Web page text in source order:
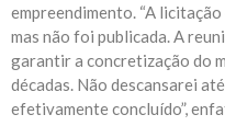
empreendimento. “A
mas não foi publicada. A
garantir a concretização do
décadas. Não descansarei
efetivamente concluído”,